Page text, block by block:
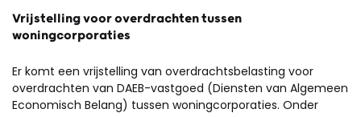
Vrijstelling voor overdrachten tussen
woningcorporaties
Er komt een vrijstelling van overdrachtsbelasting voor
overdrachten van DAEB-vastgoed (Diensten van Algemeen
Economisch Belang) tussen woningcorporaties. Onder